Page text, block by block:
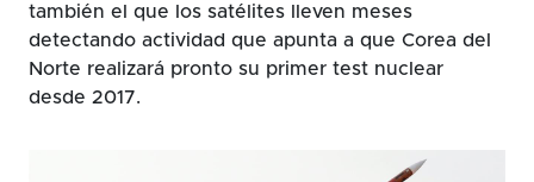
también el que los satélites lleven meses
detectando actividad que apunta a que Corea del
Norte realizará pronto su primer test nuclear
desde 2017.